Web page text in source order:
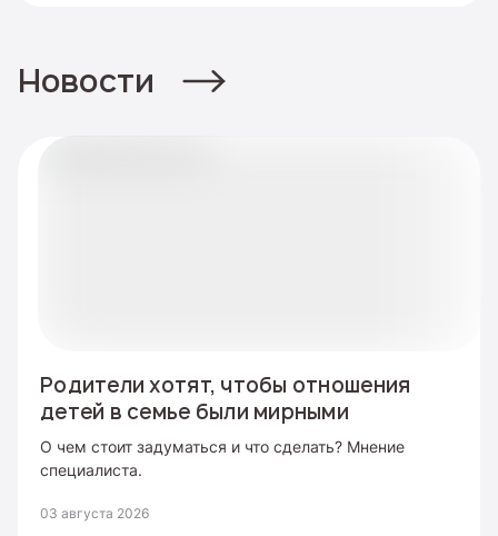
Новости
Родители хотят, чтобы отношения
детей в семье были мирными
О чем стоит задуматься и что сделать? Мнение
специалиста.
03 августа 2026